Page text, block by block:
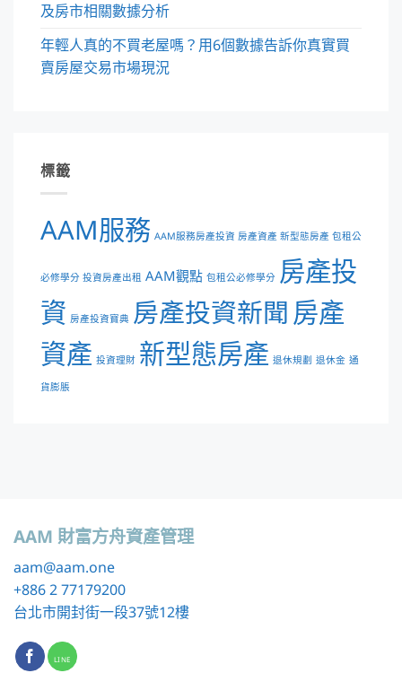
及房市相關數據分析
年輕人真的不買老屋嗎？用6個數據告訴你真實買
賣房屋交易市場現況
標籤
AAM服務 AAM服務房產投資 房產資產 新型態房產 包租公
必修學分 投資房產出租 AAM觀點 包租公必修學分 房產投
資 房產投資寶典 房產投資新聞 房產
資產 投資理財 新型態房產 退休規劃 退休金 通
貨膨脹
AAM 財富方舟資產管理
aam@aam.one
+886 2 77179200
台北市開封街一段37號12樓